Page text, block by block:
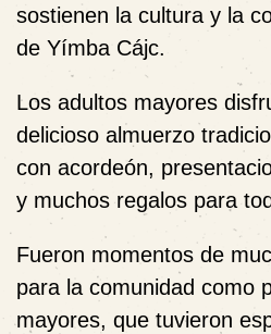
sostienen la cultura y la
de Yímba Cájc.
Los adultos mayores
delicioso almuerzo
con acordeón,
y muchos regalos para
Fueron momentos de
para la comunidad como
mayores, que tuvieron